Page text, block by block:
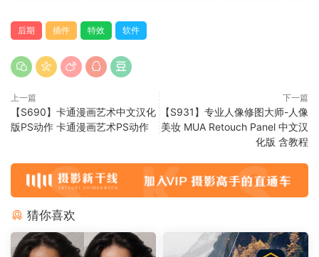
后期 插件 特效 软件
上一篇
【S690】卡通漫画艺术中文汉化
版PS动作 卡通漫画艺术PS动作
下一篇
【S931】专业人像修图大师-人像
美妆 MUA Retouch Panel 中文汉
化版 含教程
猜你喜欢